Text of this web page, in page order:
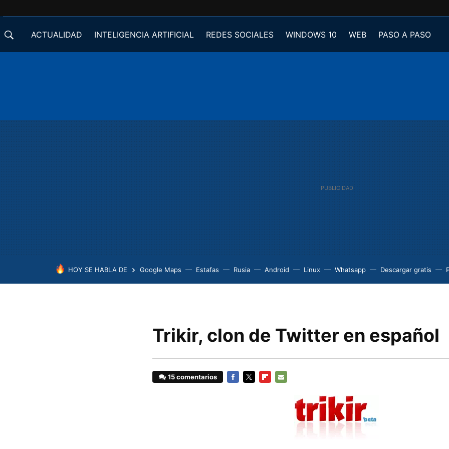
ACTUALIDAD INTELIGENCIA ARTIFICIAL REDES SOCIALES WINDOWS 10 WEB
PASO A PASO
HOY SE HABLA DE Google Maps Estafas Rusia Android Linux Whatsapp Descargar gratis
Trikir, clon de Twitter en español
15 comentarios